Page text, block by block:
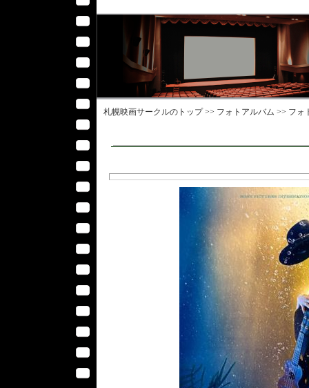
札幌映画サークルのトップ >> フォトアルバム >> フォ